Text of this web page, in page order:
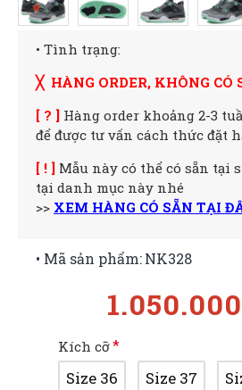
• Tình trạng:
╳ HÀNG ORDER, KHÔNG CÓ
[ ? ] Hàng order khoảng 2-3
để được tư vấn cách thức đặt
[ ! ] Mẫu này có thể có sẵn tại
tại danh mục này nhé
>> XEM HÀNG CÓ SẴN TẠI
• Mã sản phẩm:NK328
Kích cỡ
Size 36 Size 37